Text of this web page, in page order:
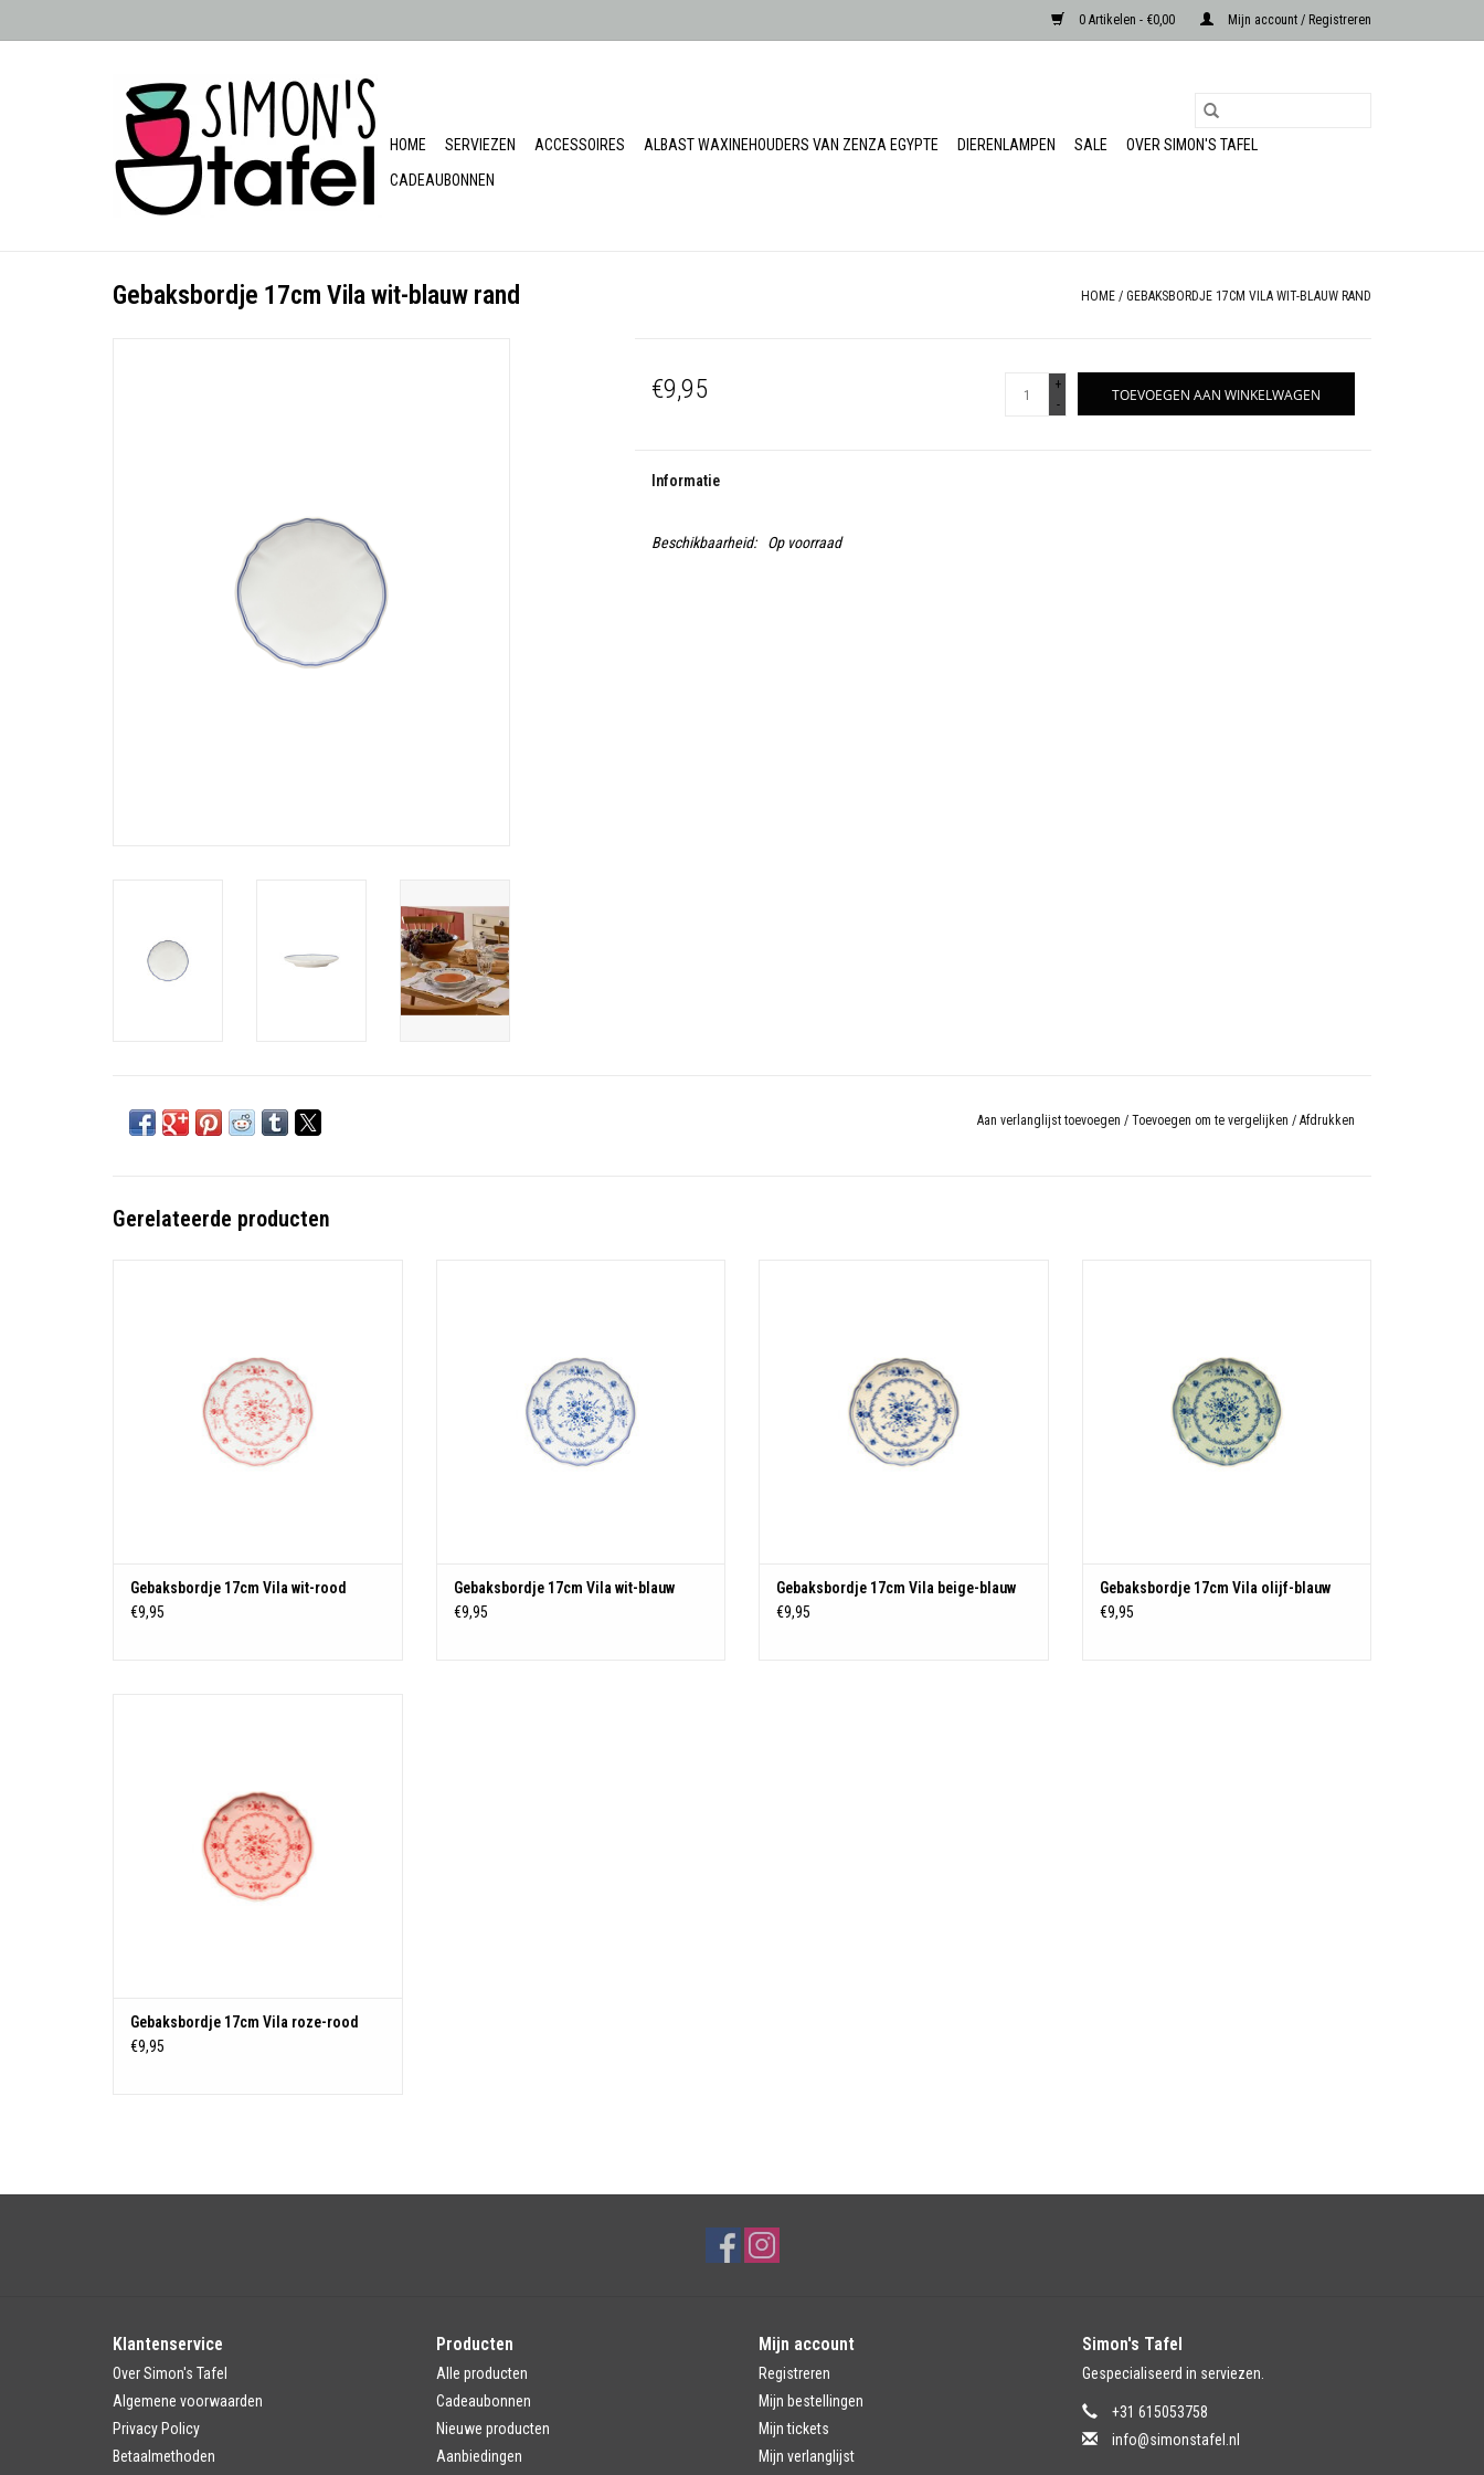
0 Artikelen - €0,00 Mijn account / Registreren
HOME SERVIEZEN ACCESSOIRES ALBAST WAXINEHOUDERS VAN ZENZA EGYPTE DIERENLAMPEN SALE
OVER SIMON'S TAFEL
CADEAUBONNEN
Gebaksbordje 17cm Vila wit-blauw rand HOME / GEBAKSBORDJE 17CM VILA WIT-BLAUW RAND
€9,95
+
-
TOEVOEGEN AAN WINKELWAGEN
Informatie
Beschikbaarheid: Op voorraad
Aan verlanglijst toevoegen / Toevoegen om te vergelijken / Afdrukken
Gerelateerde producten
Gebaksbordje 17cm Vila wit-rood
€9,95
Gebaksbordje 17cm Vila wit-blauw
€9,95
Gebaksbordje 17cm Vila beige-blauw
€9,95
Gebaksbordje 17cm Vila olijf-blauw
€9,95
Gebaksbordje 17cm Vila roze-rood
€9,95
Klantenservice
Over Simon's Tafel
Algemene voorwaarden
Privacy Policy
Betaalmethoden
Producten
Alle producten
Cadeaubonnen
Nieuwe producten
Aanbiedingen
Mijn account
Registreren
Mijn bestellingen
Mijn tickets
Mijn verlanglijst
Simon's Tafel
Gespecialiseerd in serviezen.
+31 615053758
info@simonstafel.nl